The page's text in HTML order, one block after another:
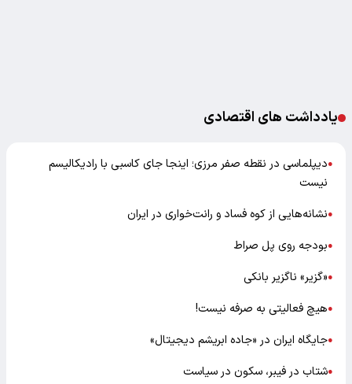
یادداشت های اقتصادی
●دیپلماسی در نقطه صفر مرزی؛ اینجا جای کاسبی با رادیکالیسم
نیست
●نشانه‌هایی از کوه فساد و رانت‌خواری در ایران
●بودجه روی پل صراط
●«گزیر» ناگزیر بانکی
●هیچ فعالیتی به صرفه نیست!
●جایگاه ایران در «جاده ابریشم دیجیتال»
●شتاب در فیبر، سکون در سیاست